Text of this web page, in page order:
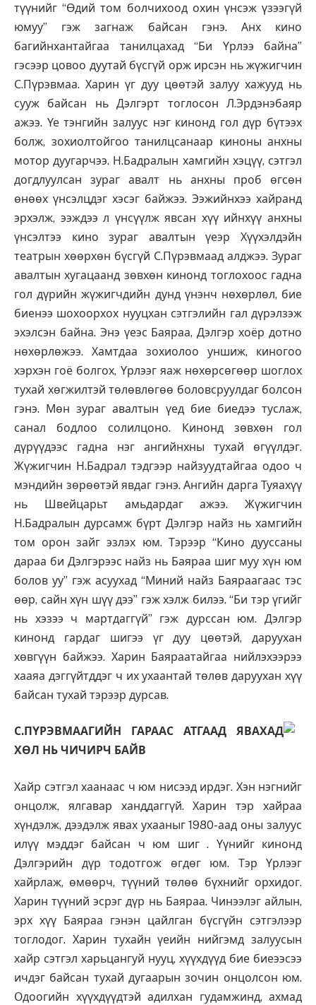
түүнийг “Өдий том болчихоод охин үнсэж үзээгүй
юмуу” гэж загнаж байсан гэнэ. Анх кино
багийнхантайгаа танилцахад “Би Үрлээ байна”
гэсээр цовоо дуутай бүсгүй орж ирсэн нь жүжигчин
С.Пүрэвмаа. Харин үг дуу цөөтэй залуу хажууд нь
сууж байсан нь Дэлгэрт тоглосон Л.Эрдэнэбаяр
ажээ. Үе тэнгийн залуус нэг кинонд гол дүр бүтээх
болж, зохиолтойгоо танилцсанаар киноны анхны
мотор дуугарчээ. Н.Бадралын хамгийн хэцүү, сэтгэл
догдлуулсан зураг авалт нь анхны проб өгсөн
өнөөх үнсэлцдэг хэсэг байжээ. Ээжийнхээ хайранд
эрхэлж, ээждээ л үнсүүлж явсан хүү ийнхүү анхны
үнсэлтээ кино зураг авалтын үеэр Хүүхэлдэйн
театрын хөөрхөн бүсгүй С.Пүрэвмаад алджээ. Зураг
авалтын хугацаанд зөвхөн кинонд тоглохоос гадна
гол дүрийн жүжигчдийн дунд үнэнч нөхөрлөл, бие
биенээ шохоорхох нууцхан сэтгэлийн гал дүрэлзэж
эхэлсэн байна. Энэ үеэс Баяраа, Дэлгэр хоёр дотно
нөхөрлөжээ. Хамтдаа зохиолоо уншиж, киногоо
хэрхэн гоё болгох, Үрлээг яаж нөхөрсөгөөр шоглох
тухай хөгжилтэй төлөвлөгөө боловсруулдаг болсон
гэнэ. Мөн зураг авалтын үед бие биедээ туслаж,
санал бодлоо солилцоно. Кинонд зөвхөн гол
дүрүүдээс гадна нэг ангийнхны тухай өгүүлдэг.
Жүжигчин Н.Бадрал тэдгээр найзуудтайгаа одоо ч
мэндийн зөрөөтэй явдаг гэнэ. Ангийн дарга Туяахүү
нь Швейцарьт амьдардаг ажээ. Жүжигчин
Н.Бадралын дурсамж бүрт Дэлгэр найз нь хамгийн
том орон зайг эзлэх юм. Тэрээр “Кино дууссаны
дараа би Дэлгэрээс найз нь Баяраа шиг муу хүн юм
болов уу” гэж асуухад “Миний найз Баяраагаас тэс
өөр, сайн хүн шүү дээ” гэж хэлж билээ. “Би тэр үгийг
нь хэзээ ч мартдаггүй” гэж дурссан юм. Дэлгэр
кинонд гардаг шигээ үг дуу цөөтэй, даруухан
хөвгүүн байжээ. Харин Баяраатайгаа нийлэхээрээ
хааяа дэггүйтддэг ч их ухаантай төлөв даруухан хүү
байсан тухай тэрээр дурсав.
С.ПҮРЭВМААГИЙН ГАРААС АТГААД ЯВАХАД
ХӨЛ НЬ ЧИЧИРЧ БАЙВ
Хайр сэтгэл хаанаас ч юм нисээд ирдэг. Хэн нэгнийг
онцолж, ялгавар ханддаггүй. Харин тэр хайраа
хүндэлж, дээдэлж явах ухааныг 1980-аад оны залуус
илүү мэддэг байсан ч юм шиг . Үүнийг кинонд
Дэлгэрийн дүр тодотгож өгдөг юм. Тэр Үрлээг
хайрлаж, өмөөрч, түүний төлөө бүхнийг орхидог.
Харин түүний эсрэг дүр нь Баяраа. Чинээлэг айлын,
эрх хүү Баяраа гэнэн цайлган бүсгүйн сэтгэлээр
тоглодог. Харин тухайн үеийн нийгэмд залуусын
хайр сэтгэл харьцангуй нууц, хүүхдүүд бие биеээсээ
ичдэг байсан тухай дугаарын зочин онцолсон юм.
Одоогийн хүүхдүүдтэй адилхан гудамжинд, ахмад